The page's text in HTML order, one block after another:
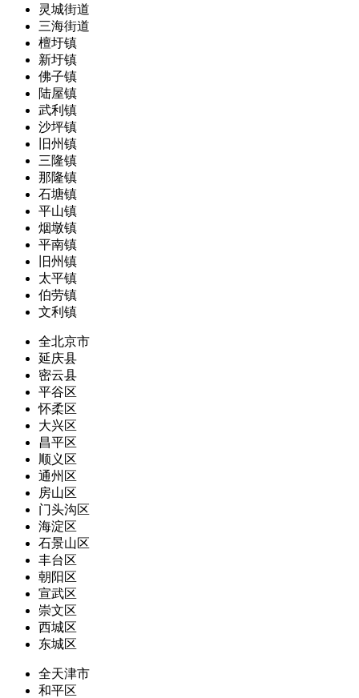
灵城街道
三海街道
檀圩镇
新圩镇
佛子镇
陆屋镇
武利镇
沙坪镇
旧州镇
三隆镇
那隆镇
石塘镇
平山镇
烟墩镇
平南镇
旧州镇
太平镇
伯劳镇
文利镇
全北京市
延庆县
密云县
平谷区
怀柔区
大兴区
昌平区
顺义区
通州区
房山区
门头沟区
海淀区
石景山区
丰台区
朝阳区
宣武区
崇文区
西城区
东城区
全天津市
和平区